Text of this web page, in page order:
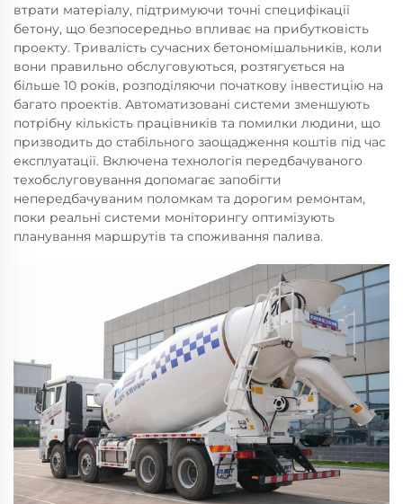
втрати матеріалу, підтримуючи точні специфікації
бетону, що безпосередньо впливає на прибутковість
проекту. Тривалість сучасних бетономішальників, коли
вони правильно обслуговуються, розтягується на
більше 10 років, розподіляючи початкову інвестицію на
багато проектів. Автоматизовані системи зменшують
потрібну кількість працівників та помилки людини, що
призводить до стабільного заощадження коштів під час
експлуатації. Включена технологія передбачуваного
техобслуговування допомагає запобігти
непередбачуваним поломкам та дорогим ремонтам,
поки реальні системи моніторингу оптимізують
планування маршрутів та споживання палива.